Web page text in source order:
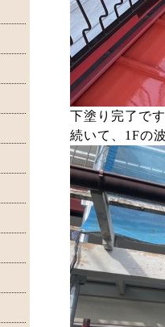
下塗り完了で
続いて、1Fの